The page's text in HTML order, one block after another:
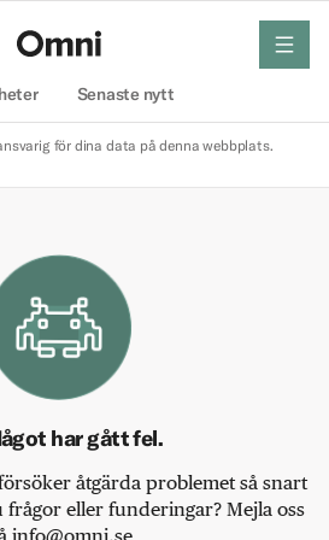
Senaste nytt
meny
för dina data på denna webbplats.
har gått fel.
åtgärda problemet så snart
eller funderingar? Mejla oss